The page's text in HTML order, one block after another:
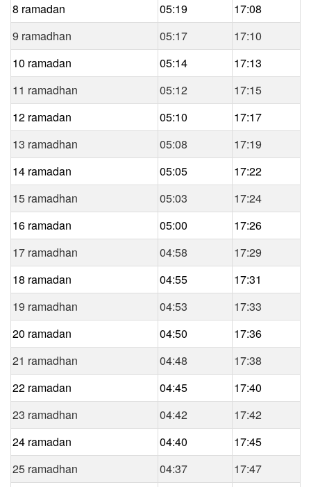
8 ramadan
05:19
17:08
9 ramadhan
05:17
17:10
10 ramadan
05:14
17:13
11 ramadhan
05:12
17:15
12 ramadan
05:10
17:17
13 ramadhan
05:08
17:19
14 ramadan
05:05
17:22
15 ramadhan
05:03
17:24
16 ramadan
05:00
17:26
17 ramadhan
04:58
17:29
18 ramadan
04:55
17:31
19 ramadhan
04:53
17:33
20 ramadan
04:50
17:36
21 ramadhan
04:48
17:38
22 ramadan
04:45
17:40
23 ramadhan
04:42
17:42
24 ramadan
04:40
17:45
25 ramadhan
04:37
17:47